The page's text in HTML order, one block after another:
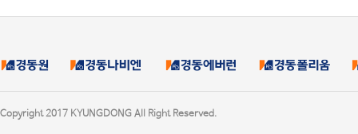
Copyright 2017 KYUNGDONG All Right Reserved.